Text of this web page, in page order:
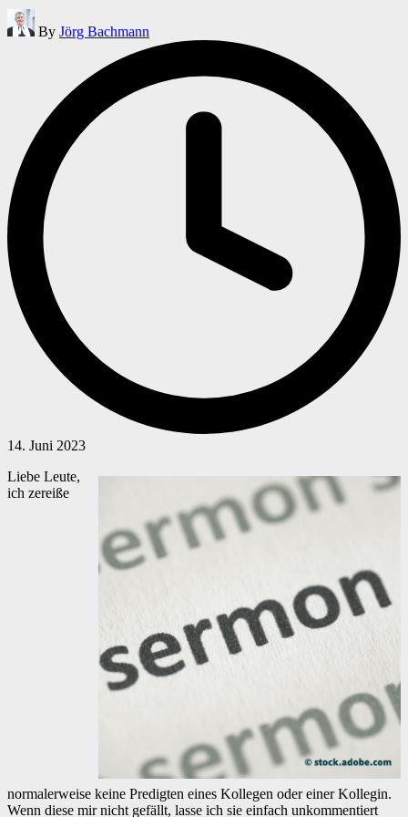
Posted
by
By Jörg Bachmann
14. Juni 2023
Liebe Leute,
ich zereiße
normalerweise keine Predigten eines Kollegen oder einer Kollegin.
Wenn diese mir nicht gefällt, lasse ich sie einfach unkommentiert